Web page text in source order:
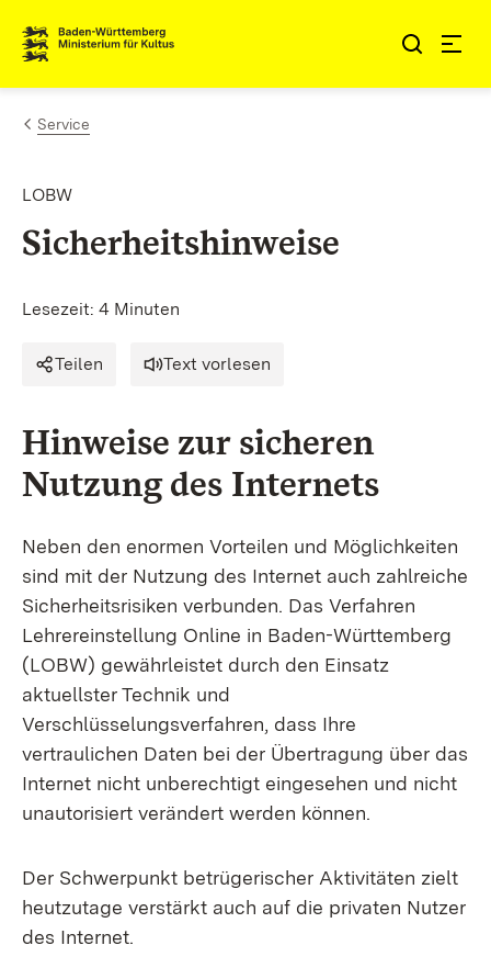
Zum Inhalt springen
Link zur Startseite
Service
LOBW
Sicherheitshinweise
Lesezeit: 4 Minuten
Teilen Text vorlesen
Hinweise zur sicheren
Nutzung des Internets
Neben den enormen Vorteilen und Möglichkeiten
sind mit der Nutzung des Internet auch zahlreiche
Sicherheitsrisiken verbunden. Das Verfahren
Lehrereinstellung Online in Baden-Württemberg
(LOBW) gewährleistet durch den Einsatz
aktuellster Technik und
Verschlüsselungsverfahren, dass Ihre
vertraulichen Daten bei der Übertragung über das
Internet nicht unberechtigt eingesehen und nicht
unautorisiert verändert werden können.
Der Schwerpunkt betrügerischer Aktivitäten zielt
heutzutage verstärkt auch auf die privaten Nutzer
des Internet.